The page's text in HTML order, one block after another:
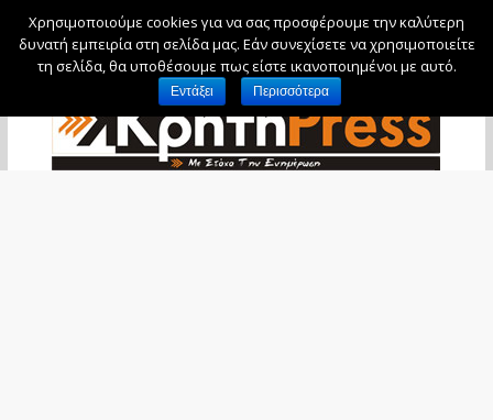
Πέμπτη, 6 Αυγούστου, 2026
Χρησιμοποιούμε cookies για να σας προσφέρουμε την καλύτερη
δυνατή εμπειρία στη σελίδα μας. Εάν συνεχίσετε να χρησιμοποιείτε
τη σελίδα, θα υποθέσουμε πως είστε ικανοποιημένοι με αυτό.
Εντάξει Περισσότερα